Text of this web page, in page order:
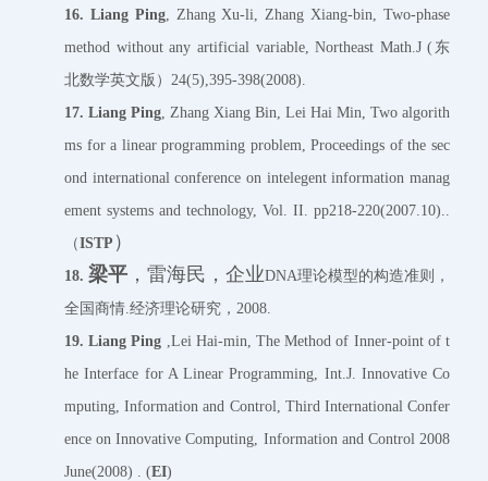
16. Liang Ping, Zhang Xu-li, Zhang Xiang-bin, Two-phase
method without any artificial variable, Northeast Math.J (东
北数学英文版）24(5),395-398(2008).
17. Liang Ping , Zhang Xiang Bin, Lei Hai Min, Two algorith
ms for a linear programming problem, Proceedings of the sec
ond international conference on intelegent information manag
ement systems and technology, Vol. II. pp218-220(2007.10)..
（ISTP ）
18. 梁平 ，雷海民，企业DNA理论模型的构造准则，
全国商情.经济理论研究，2008.
19.Liang Ping ,Lei Hai-min, The Method of Inner-point of t
he Interface for A Linear Programming, Int.J. Innovative Co
mputing, Information and Control, Third International Confer
ence on Innovative Computing, Information and Control 2008
June(2008) . (EI)